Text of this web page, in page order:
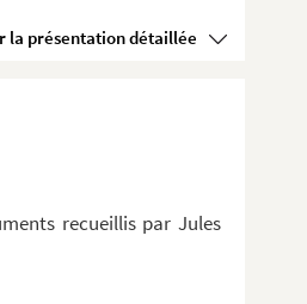
Voir la présentation détaillée
recueillis par Jules